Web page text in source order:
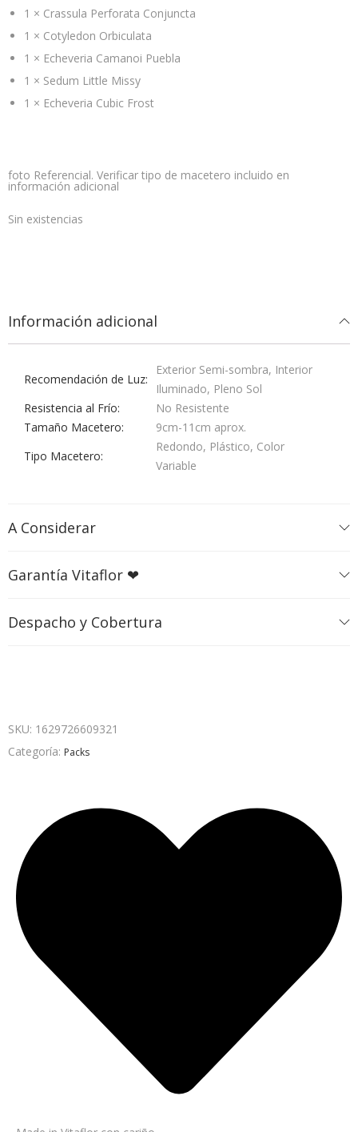
1 × Crassula Perforata Conjuncta
1 × Cotyledon Orbiculata
1 × Echeveria Camanoi Puebla
1 × Sedum Little Missy
1 × Echeveria Cubic Frost
foto Referencial. Verificar tipo de macetero incluido en
información adicional
Sin existencias
Información adicional
Recomendación de Luz
Exterior Semi-sombra, Interior
Iluminado, Pleno Sol
Resistencia al Frío
No Resistente
Tamaño Macetero
9cm-11cm aprox.
Tipo Macetero
Redondo, Plástico, Color
Variable
A Considerar
Garantía Vitaflor ❤
Despacho y Cobertura
SKU: 1629726609321
Categoría: Packs